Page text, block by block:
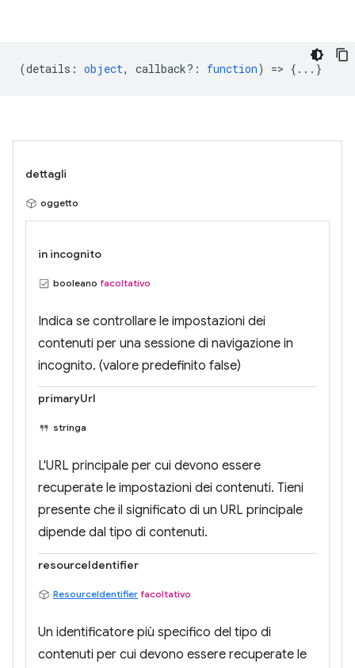
(details : object, callback? : function) => {...}
dettagli
oggetto
in incognito
booleano facoltativo
Indica se controllare le impostazioni dei
contenuti per una sessione di navigazione in
incognito. (valore predefinito false)
primaryUrl
stringa
L'URL principale per cui devono essere
recuperate le impostazioni dei contenuti. Tieni
presente che il significato di un URL principale
dipende dal tipo di contenuti.
resourceIdentifier
ResourceIdentifier facoltativo
Un identificatore più specifico del tipo di
contenuti per cui devono essere recuperate le